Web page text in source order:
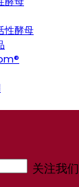
性酵母
关注我们